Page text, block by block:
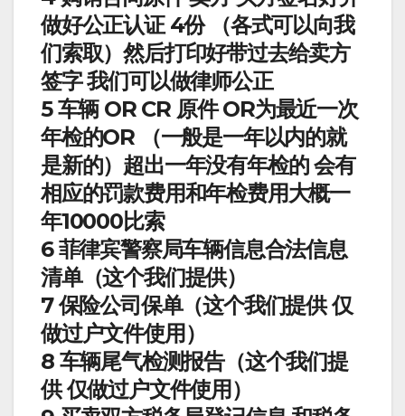
做好公正认证 4份 （各式可以向我
们索取）然后打印好带过去给卖方
签字 我们可以做律师公正
5 车辆 OR CR 原件 OR为最近一次
年检的OR （一般是一年以内的就
是新的）超出一年没有年检的 会有
相应的罚款费用和年检费用大概一
年10000比索
6 菲律宾警察局车辆信息合法信息
清单（这个我们提供）
7 保险公司保单（这个我们提供 仅
做过户文件使用）
8 车辆尾气检测报告（这个我们提
供 仅做过户文件使用）